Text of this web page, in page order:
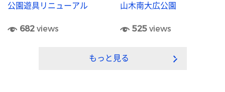
公園遊具リニューアル
682views
山木南大広公園
525views
もっと見る